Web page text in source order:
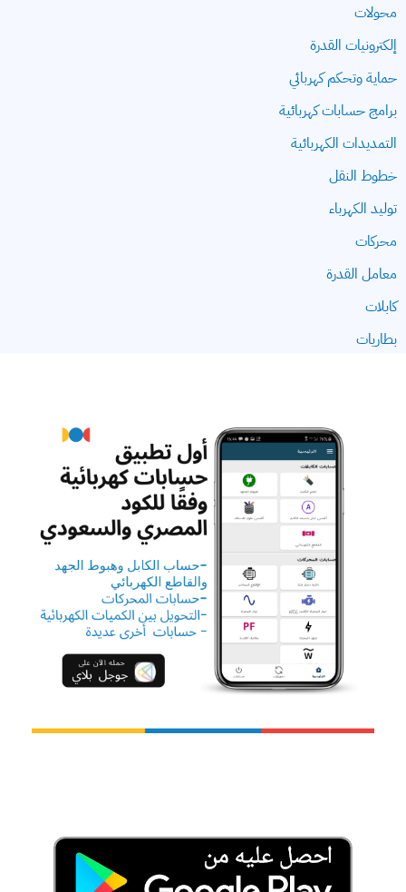
محولات
إلكترونيات القدرة
حماية وتحكم كهربائي
برامج حسابات كهربائية
التمديدات الكهربائية
خطوط النقل
توليد الكهرباء
محركات
معامل القدرة
كابلات
بطاريات